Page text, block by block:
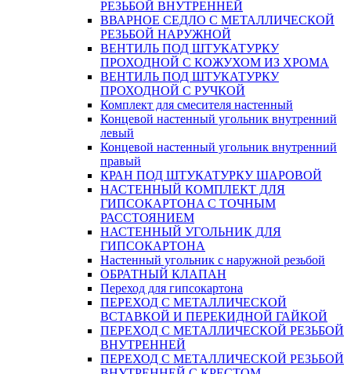
РЕЗЬБОЙ ВНУТРЕННЕЙ
ВВАРНОЕ СЕДЛО С МЕТАЛЛИЧЕСКОЙ
РЕЗЬБОЙ НАРУЖНОЙ
ВЕНТИЛЬ ПОД ШТУКАТУРКУ
ПРОХОДНОЙ С КОЖУХОМ ИЗ ХРОМА
ВЕНТИЛЬ ПОД ШТУКАТУРКУ
ПРОХОДНОЙ С РУЧКОЙ
Комплект для смесителя настенный
Концевой настенный угольник внутренний
левый
Концевой настенный угольник внутренний
правый
КРАН ПОД ШТУКАТУРКУ ШАРОВОЙ
НАСТЕННЫЙ КОМПЛЕКТ ДЛЯ
ГИПСОКАРТОНA С ТОЧНЫМ
РАССТОЯНИЕМ
НАСТЕННЫЙ УГОЛЬНИК ДЛЯ
ГИПСОКАРТОНА
Настенный угольник с наружной резьбой
ОБРАТНЫЙ КЛАПАН
Переход для гипсокартона
ПЕРЕХОД С МЕТАЛЛИЧЕСКОЙ
ВСТАВКОЙ И ПЕРЕКИДНОЙ ГАЙКОЙ
ПЕРЕХОД С МЕТАЛЛИЧЕСКОЙ РЕЗЬБОЙ
ВНУТРЕННЕЙ
ПЕРЕХОД С МЕТАЛЛИЧЕСКОЙ РЕЗЬБОЙ